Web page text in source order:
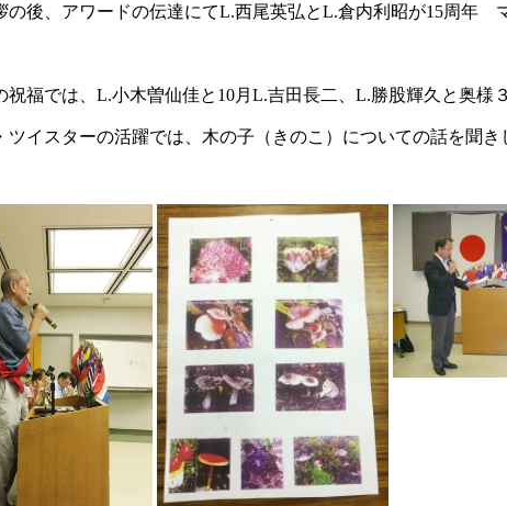
後、アワードの伝達にてL.西尾英弘とL.倉内利昭が15周年
福では、L.小木曽仙佳と10月L.吉田長二、L.勝股輝久と奥様
イスターの活躍では、木の子（きのこ）についての話を聞き